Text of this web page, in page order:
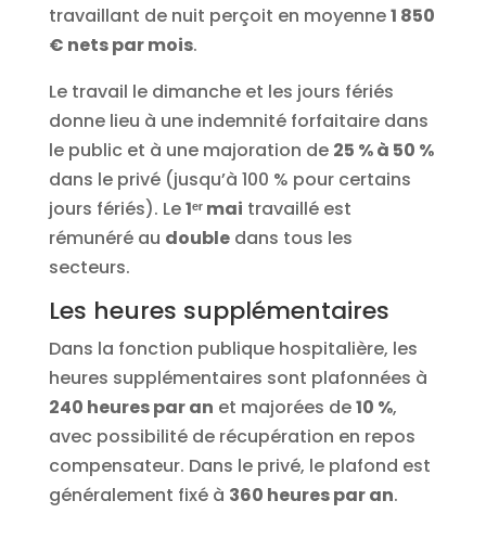
travaillant de nuit perçoit en moyenne1 850
€ nets par mois.
Le travail le dimanche et les jours fériés
donne lieu à une indemnité forfaitaire dans
le public et à une majoration de 25 % à 50 %
dans le privé (jusqu’à 100 % pour certains
jours fériés). Le1ᵉʳ mai travaillé est
rémunéré au doubledans tous les
secteurs.
Les heures supplémentaires
Dans la fonction publique hospitalière, les
heures supplémentaires sont plafonnées à
240 heures par an et majorées de10 %,
avec possibilité de récupération en repos
compensateur. Dans le privé, le plafond est
généralement fixé à 360 heures par an.